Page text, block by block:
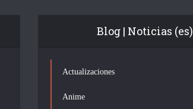
Blog | Noticias (es)
Actualizaciones
Anime